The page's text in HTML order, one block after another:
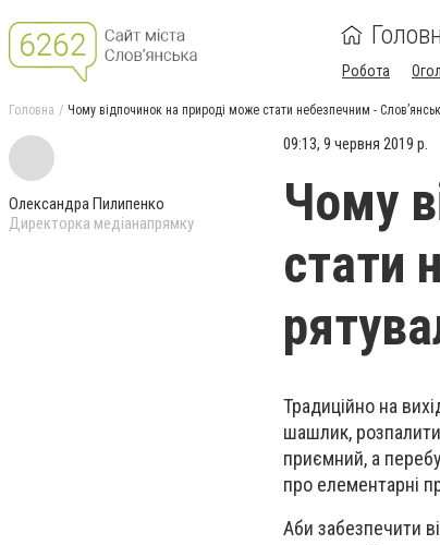
Робота
Головна Чому відпочинок на природі може стати небезпечним -
Олександра Пилипенко
Директорка медіанапрямку
09:13, 9 червня 2019 р.
Чому
стати
Традиційно на
шашлик,
приємний, а
про елементарні
Аби забезпечити